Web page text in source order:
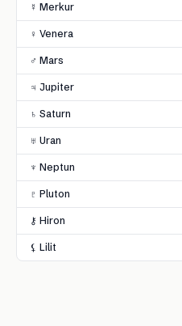
☿ Merkur
♀ Venera
♂ Mars
♃ Jupiter
♄ Saturn
♅ Uran
♆ Neptun
♇ Pluton
⚷ Hiron
⚸ Lilit